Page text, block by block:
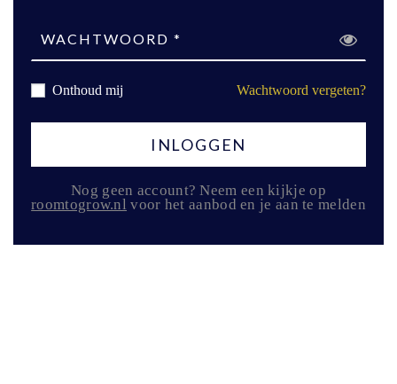
Onthoud mij Wachtwoord vergeten?
INLOGGEN
Nog geen account? Neem een kijkje op
roomtogrow.nl voor het aanbod en je aan te melden